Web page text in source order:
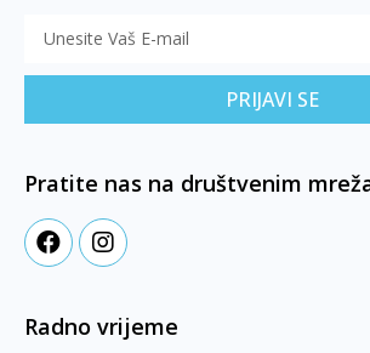
PRIJAVI SE
Pratite nas na društvenim
Radno vrijeme